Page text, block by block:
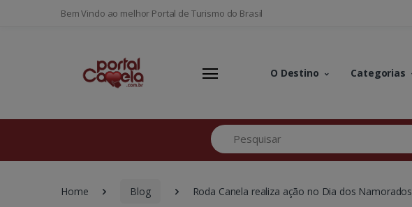
Bem Vindo ao melhor Portal de Turismo do Brasil
O Destino Categorias
Pesquisar
Home Blog Roda Canela realiza ação no Dia dos Namorados